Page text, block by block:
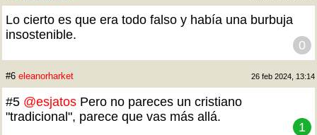
Lo cierto es que era todo falso y había una burbuja
insostenible.
0
#6 eleanorharket 26 feb 2024, 13:14
#5 @esjatos Pero no pareces un cristiano
"tradicional", parece que vas más allá.
1